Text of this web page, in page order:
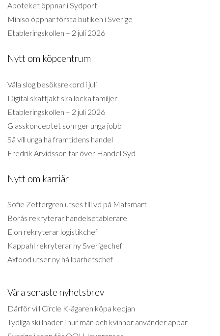
Apoteket öppnar i Sydport
Miniso öppnar första butiken i Sverige
Etableringskollen – 2 juli 2026
Nytt om köpcentrum
Väla slog besöksrekord i juli
Digital skattjakt ska locka familjer
Etableringskollen – 2 juli 2026
Glasskonceptet som ger unga jobb
Så vill unga ha framtidens handel
Fredrik Arvidsson tar över Handel Syd
Nytt om karriär
Sofie Zettergren utses till vd på Matsmart
Borås rekryterar handelsetablerare
Elon rekryterar logistikchef
Kappahl rekryterar ny Sverigechef
Axfood utser ny hållbarhetschef
Våra senaste nyhetsbrev
Därför vill Circle K-ägaren köpa kedjan
Tydliga skillnader i hur män och kvinnor använder appar